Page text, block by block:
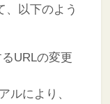
、以下のよう
URLの変更
ルにより、